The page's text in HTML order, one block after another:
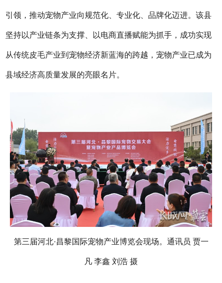
引领，推动宠物产业向规范化、专业化、品牌化迈进。该县
坚持以产业链条为支撑、以电商直播赋能为抓手，成功实现
从传统皮毛产业到宠物经济新蓝海的跨越，宠物产业已成为
县域经济高质量发展的亮眼名片。
第三届河北·昌黎国际宠物产业博览会现场。通讯员 贾一
凡 李鑫 刘浩 摄